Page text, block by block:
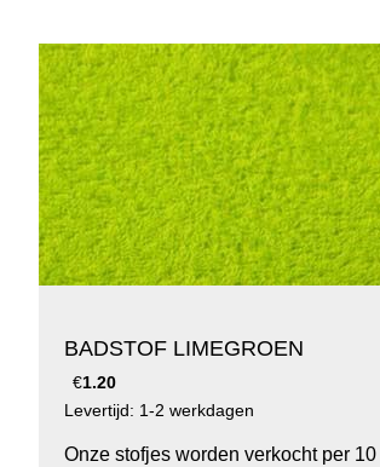
BADSTOF LIMEGROEN
€1.20
Levertijd: 1-2 werkdagen
Onze stofjes worden verkocht per 10